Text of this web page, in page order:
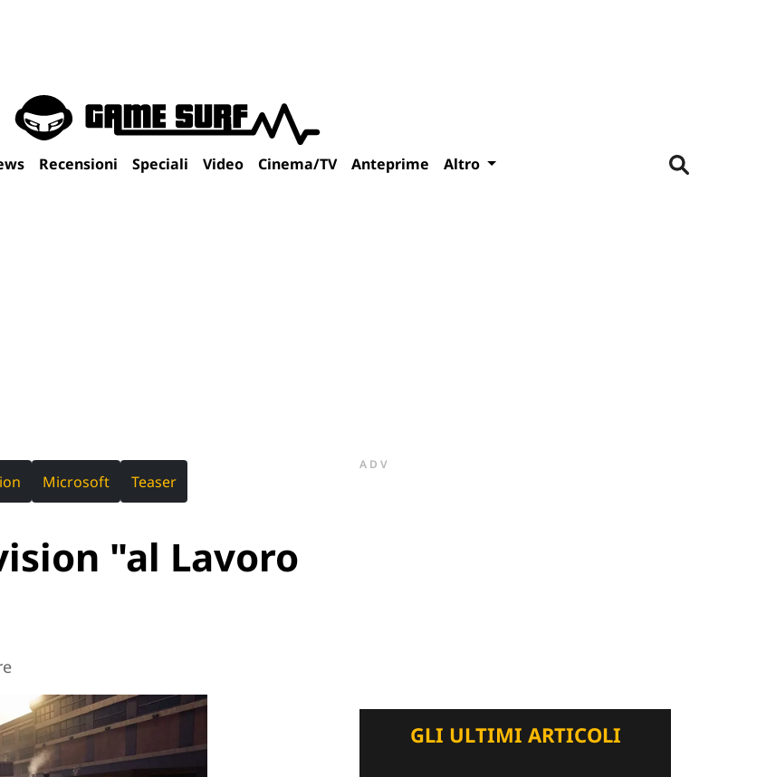
Recensioni Speciali Video Cinema/TV Anteprime Altro
Microsoft Teaser
"al Lavoro
ADV
GLI ULTIMI ARTICOLI